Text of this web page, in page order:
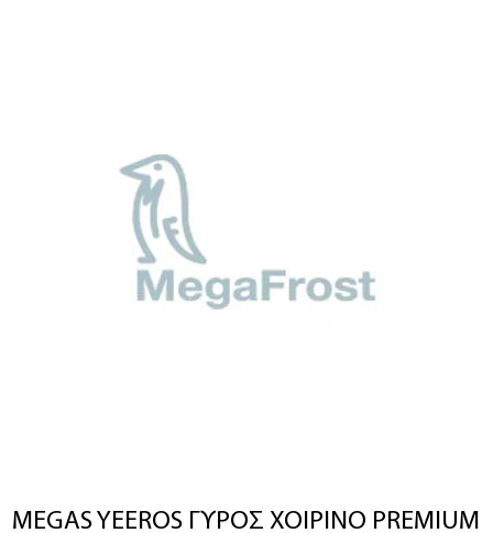
MEGAS YEEROS ΓΥΡΟΣ ΧΟΙΡΙΝΟ PREMIUM
Αποστολή